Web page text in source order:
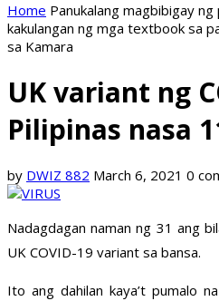
Home Panukalang magbibigay
kakulangan ng mga textbook sa
sa Kamara
UK variant ng
Pilipinas nasa
by DWIZ 882 March 6, 2021 0
Nadagdagan naman ng 31 ang
UK COVID-19 variant sa bansa.
Ito ang dahilan kaya’t pumalo